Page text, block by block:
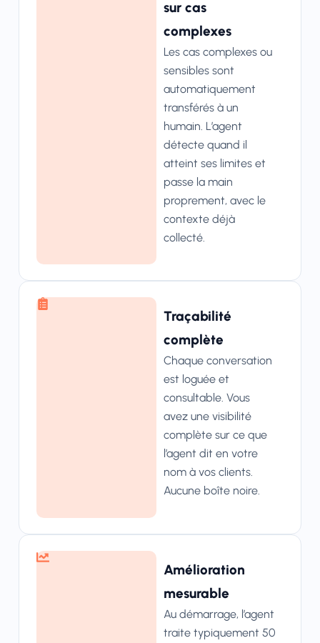
sur cas
complexes
Les cas complexes ou
sensibles sont
automatiquement
transférés à un
humain. L’agent
détecte quand il
atteint ses limites et
passe la main
proprement, avec le
contexte déjà
collecté.
Traçabilité
complète
Chaque conversation
est loguée et
consultable. Vous
avez une visibilité
complète sur ce que
l’agent dit en votre
nom à vos clients.
Aucune boîte noire.
Amélioration
mesurable
Au démarrage, l’agent
traite typiquement 50